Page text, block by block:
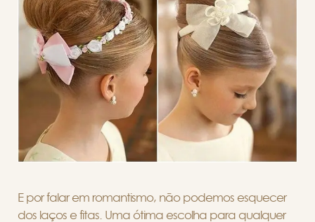
E por falar em romantismo, não podemos esquecer
dos laços e fitas. Uma ótima escolha para qualquer